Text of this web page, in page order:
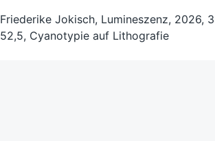
Friederike Jokisch, Lumineszenz, 2026,
52,5, Cyanotypie auf Lithografie